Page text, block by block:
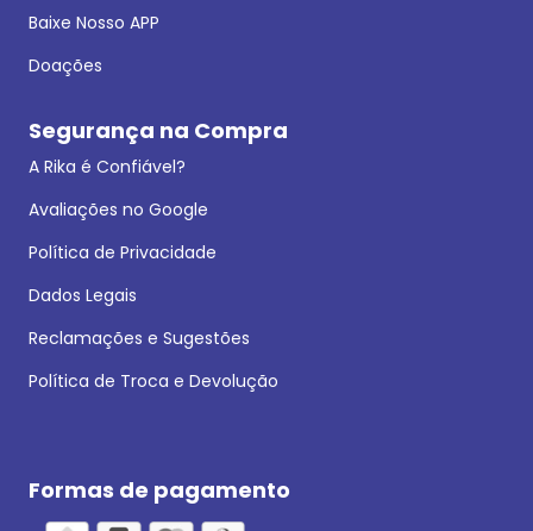
Baixe Nosso APP
Doações
Segurança na Compra
A Rika é Confiável?
Avaliações no Google
Política de Privacidade
Dados Legais
Reclamações e Sugestões
Política de Troca e Devolução
Formas de pagamento